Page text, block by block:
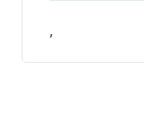
,